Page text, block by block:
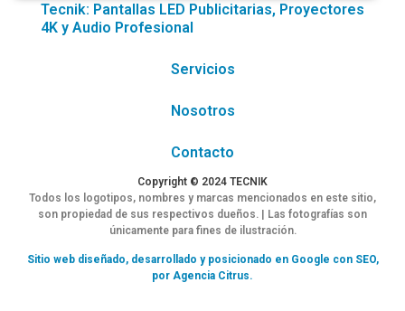
Tecnik: Pantallas LED Publicitarias, Proyectores
4K y Audio Profesional
Servicios
Nosotros
Contacto
Copyright © 2024 TECNIK
Todos los logotipos, nombres y marcas mencionados en este sitio,
son propiedad de sus respectivos dueños. | Las fotografías son
únicamente para fines de ilustración.
Sitio web diseñado, desarrollado y posicionado en Google con SEO,
por Agencia Citrus.